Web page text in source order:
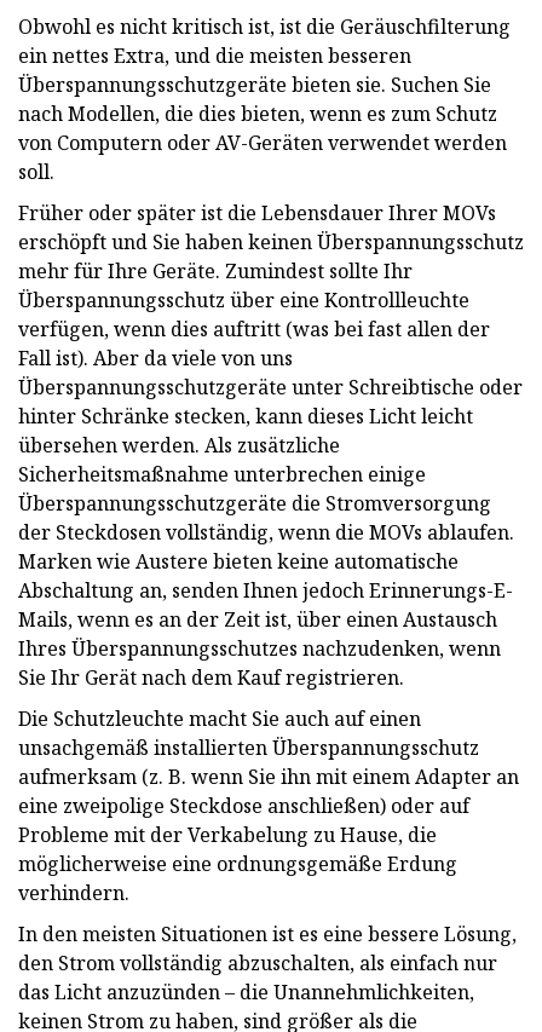
Obwohl es nicht kritisch ist, ist die Geräuschfilterung
ein nettes Extra, und die meisten besseren
Überspannungsschutzgeräte bieten sie. Suchen Sie
nach Modellen, die dies bieten, wenn es zum Schutz
von Computern oder AV-Geräten verwendet werden
soll.
Früher oder später ist die Lebensdauer Ihrer MOVs
erschöpft und Sie haben keinen Überspannungsschutz
mehr für Ihre Geräte. Zumindest sollte Ihr
Überspannungsschutz über eine Kontrollleuchte
verfügen, wenn dies auftritt (was bei fast allen der
Fall ist). Aber da viele von uns
Überspannungsschutzgeräte unter Schreibtische oder
hinter Schränke stecken, kann dieses Licht leicht
übersehen werden. Als zusätzliche
Sicherheitsmaßnahme unterbrechen einige
Überspannungsschutzgeräte die Stromversorgung
der Steckdosen vollständig, wenn die MOVs ablaufen.
Marken wie Austere bieten keine automatische
Abschaltung an, senden Ihnen jedoch Erinnerungs-E-
Mails, wenn es an der Zeit ist, über einen Austausch
Ihres Überspannungsschutzes nachzudenken, wenn
Sie Ihr Gerät nach dem Kauf registrieren.
Die Schutzleuchte macht Sie auch auf einen
unsachgemäß installierten Überspannungsschutz
aufmerksam (z. B. wenn Sie ihn mit einem Adapter an
eine zweipolige Steckdose anschließen) oder auf
Probleme mit der Verkabelung zu Hause, die
möglicherweise eine ordnungsgemäße Erdung
verhindern.
In den meisten Situationen ist es eine bessere Lösung,
den Strom vollständig abzuschalten, als einfach nur
das Licht anzuzünden – die Unannehmlichkeiten,
keinen Strom zu haben, sind größer als die